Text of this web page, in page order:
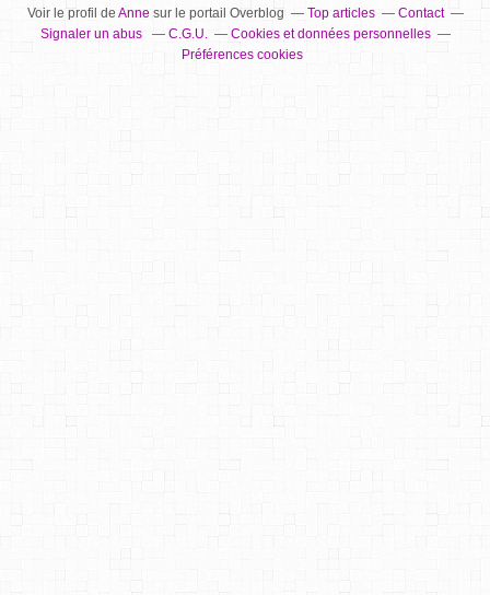
Voir le profil de Annesur le portail Overblog Top articles
Contact
Signaler un abus
C.G.U.
Cookies et données personnelles
Préférences cookies